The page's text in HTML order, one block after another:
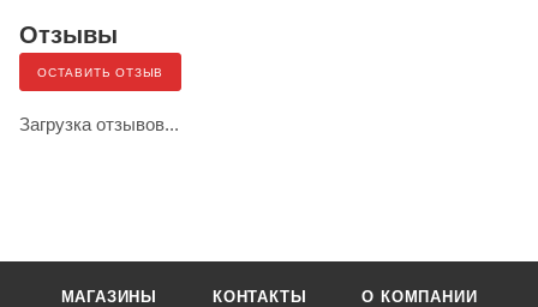
Отзывы
ОСТАВИТЬ ОТЗЫВ
Загрузка отзывов...
МАГАЗИНЫ КОНТАКТЫ О КОМПАНИИ